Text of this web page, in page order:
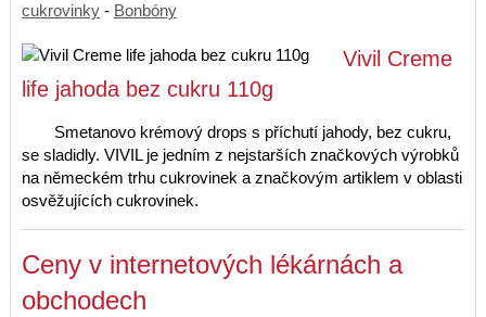
cukrovinky - Bonbóny
Vivil Creme
life jahoda bez cukru 110g
Smetanovo krémový drops s příchutí jahody, bez cukru,
se sladidly. VIVIL je jedním z nejstarších značkových výrobků
na německém trhu cukrovinek a značkovým artiklem v oblasti
osvěžujících cukrovinek.
Ceny v internetových lékárnách a
obchodech